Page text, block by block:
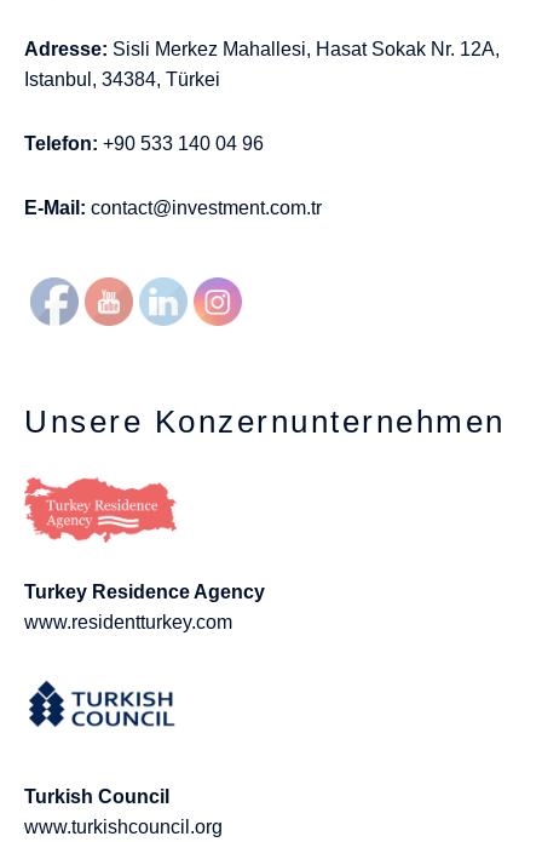
Adresse: Sisli Merkez Mahallesi, Hasat Sokak Nr. 12A,
Istanbul, 34384, Türkei
Telefon: +90 533 140 04 96
E-Mail: contact@investment.com.tr
Unsere Konzernunternehmen
Turkey Residence Agency
www.residentturkey.com
Turkish Council
www.turkishcouncil.org